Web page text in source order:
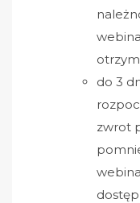
do 3
zwrot